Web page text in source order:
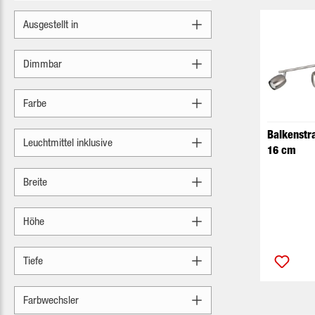
Ausgestellt in
Dimmbar
Farbe
Leuchtmittel inklusive
Breite
Höhe
Tiefe
Farbwechsler
16 cm